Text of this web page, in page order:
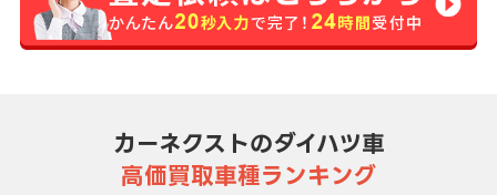
カーネクストのダイハツ車
高価買取車種ランキング